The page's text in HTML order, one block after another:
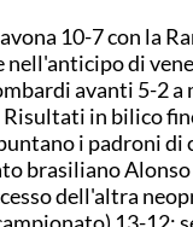
10-7 con la
di
avanti 5-2 a
in bilico
i padroni di
brasiliano Alonso
dell'altra